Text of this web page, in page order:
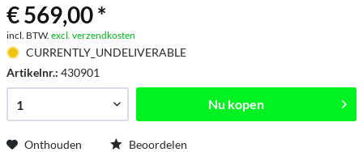
€ 569,00 *
incl. BTW. excl. verzendkosten
CURRENTLY_UNDELIVERABLE
Artikelnr.: 430901
Nu kopen
Onthouden Beoordelen